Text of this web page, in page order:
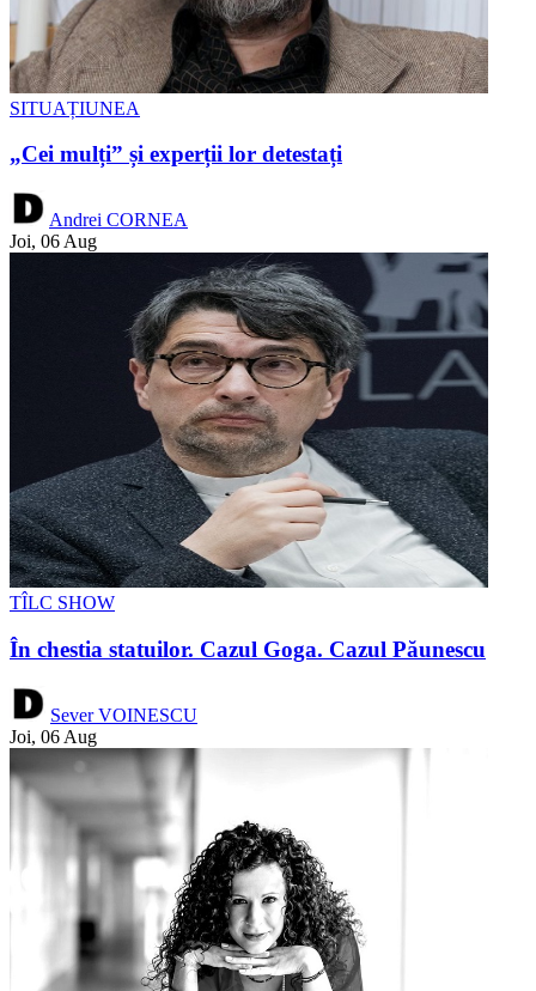
SITUAȚIUNEA
„Cei mulți” și experții lor detestați
Andrei CORNEA
Joi, 06 Aug
TÎLC SHOW
În chestia statuilor. Cazul Goga. Cazul Păunescu
Sever VOINESCU
Joi, 06 Aug